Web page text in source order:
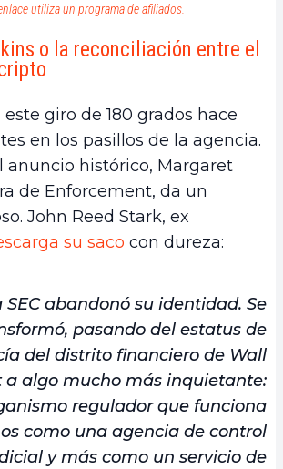
utiliza un programa de afiliados.
o la reconciliación entre el
giro de 180 grados hace
en los pasillos de la agencia.
anuncio histórico, Margaret
de Enforcement, da un
John Reed Stark, ex
su saco con dureza:
SEC abandonó su identidad. Se
pasando del estatus de
del distrito financiero de Wall
a algo mucho más inquietante:
regulador que funciona
como una agencia de control
y más como un servicio de